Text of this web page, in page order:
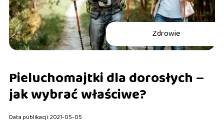
Zdrowie
Pieluchomajtki dla dorosłych –
jak wybrać właściwe?
Data publikacji: 2021-05-05